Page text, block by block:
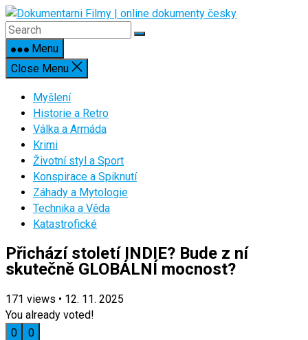
Skip
to
contentMenu
Close Menu
Myšlení
Historie a Retro
Válka a Armáda
Krimi
Životní styl a Sport
Konspirace a Spiknutí
Záhady a Mytologie
Technika a Věda
Katastrofické
Přichází století INDIE? Bude z ní
skutečně GLOBÁLNÍ mocnost?
171 views • 12. 11. 2025
You already voted!
0
0